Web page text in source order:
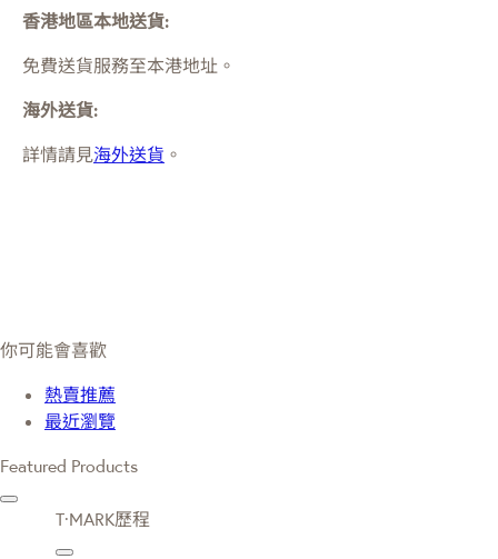
香港地區本地送貨:
免費送貨服務至本港地址。
海外送貨:
詳情請見海外送貨 。
你可能會喜歡
熱賣推薦
最近瀏覽
Featured Products
T·MARK歷程